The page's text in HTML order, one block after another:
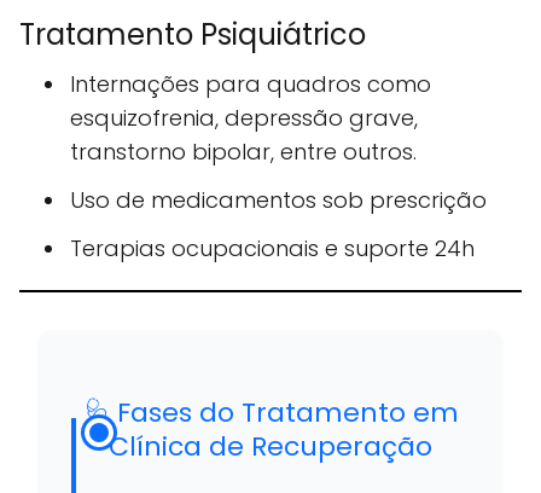
Tratamento Psiquiátrico
Internações para quadros como
esquizofrenia, depressão grave,
transtorno bipolar, entre outros.
Uso de medicamentos sob prescrição
Terapias ocupacionais e suporte 24h
🩺 Fases do Tratamento em
Clínica de Recuperação